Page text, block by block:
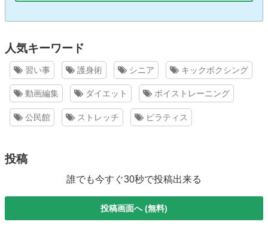
人気キーワード
習い事 護身術 シニア キックボクシング
動画編集 ダイエット ボイストレーニング
公民館 ストレッチ ピラティス
投稿
誰でも今すぐ30秒で投稿出来る
投稿画面へ (無料)